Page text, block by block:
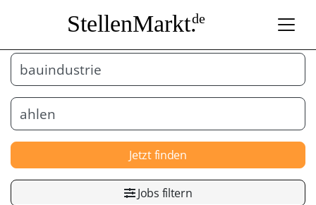
StellenMarkt.de
Jetzt finden
Jobs filtern